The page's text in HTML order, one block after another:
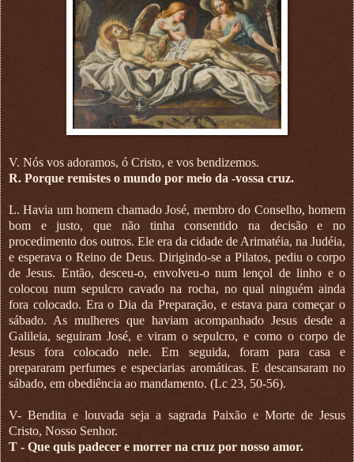
V. Nós vos adoramos, ó Cristo, e vos bendizemos.
R. Porque remistes o mundo por meio da -vossa cruz.
L. Havia um homem chamado José, membro do Conselho, homem
bom e justo, que não tinha consentido na decisão e no
procedimento dos outros. Ele era da cidade de Arimatéia, na Judéia,
e esperava o Reino de Deus. Dirigindo-se a Pilatos, pediu o corpo
de Jesus. Então, desceu-o, envolveu-o num lençol de linho e o
colocou num sepulcro cavado na rocha, no qual ninguém ainda
fora colocado. Era o Dia da Preparação, e estava para começar o
sábado. As mulheres que haviam acompanhado Jesus desde a
Galileia, seguiram José, e viram o sepulcro, e como o corpo de
Jesus fora colocado nele. Em seguida, foram para casa e
prepararam perfumes e especiarias aromáticas. E descansaram no
sábado, em obediência ao mandamento. (Lc 23, 50-56).
V- Bendita e louvada seja a sagrada Paixão e Morte de Jesus
Cristo, Nosso Senhor.
T - Que quis padecer e morrer na cruz por nosso amor.